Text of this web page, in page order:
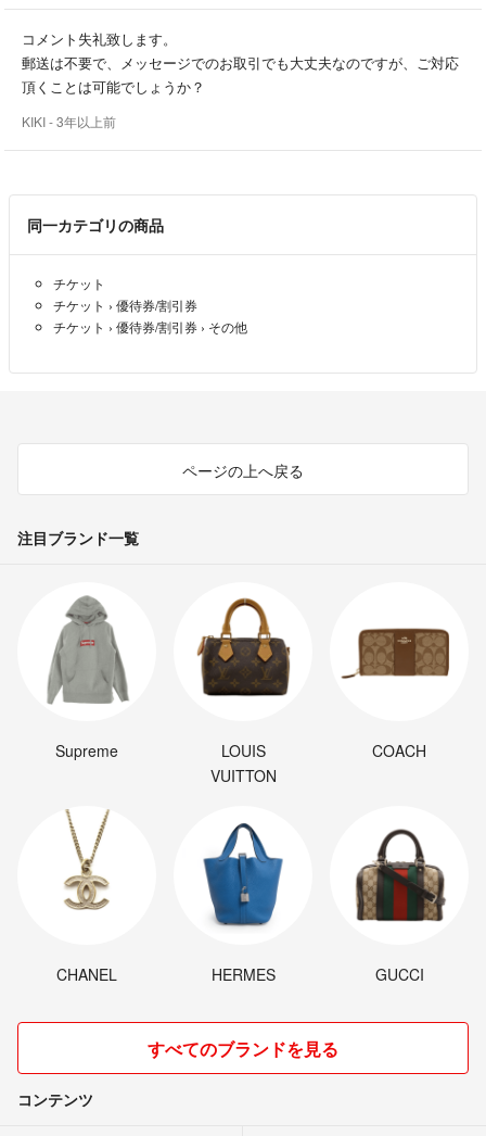
コメントにてご相談ください。
お互いに気持ちよく取引ができるように心掛けますので、よろしくお願
いします。
コメント失礼致します。
郵送は不要で、メッセージでのお取引でも大丈夫なのですが、ご対応
頂くことは可能でしょうか？
KIKI- 3年以上前
同一カテゴリの商品
チケット
チケット › 優待券/割引券
チケット › 優待券/割引券 › その他
ページの上へ戻る
注目ブランド一覧
Supreme
LOUIS
VUITTON
COACH
CHANEL HERMES GUCCI
すべてのブランドを見る
コンテンツ